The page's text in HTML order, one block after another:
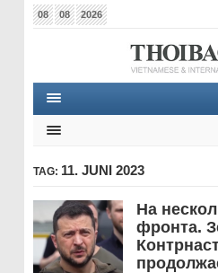
08 08 2026
TAG: 11. JUNI 2023
На
фронта.